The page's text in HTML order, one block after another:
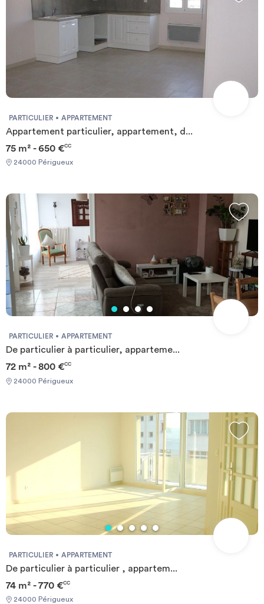
PARTICULIER APPARTEMENT
Appartement particulier, appartement, d...
75 m² - 650 €CC
24000 Périgueux
PARTICULIER APPARTEMENT
De particulier à particulier, apparteme...
72 m² - 800 €CC
24000 Périgueux
PARTICULIER APPARTEMENT
De particulier à particulier , appartem...
74 m² - 770 €CC
24000 Périgueux